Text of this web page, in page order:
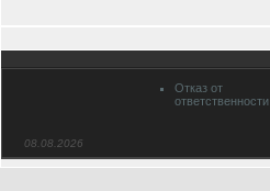
Отказ от
ответственности
08.08.2026